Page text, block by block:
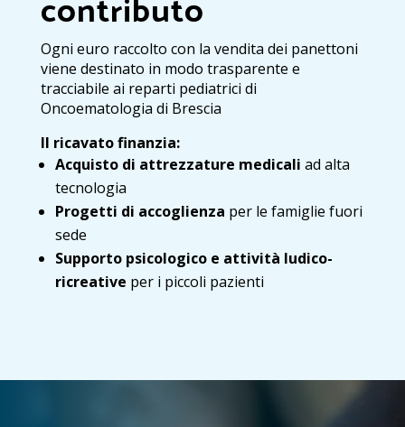
contributo
Ogni euro raccolto con la vendita dei panettoni
viene destinato in modo trasparente e
tracciabile ai reparti pediatrici di
Oncoematologia di Brescia
Il ricavato finanzia:
Acquisto di attrezzature medicali ad alta
tecnologia
Progetti di accoglienza per le famiglie fuori
sede
Supporto psicologico e attività ludico-
ricreative per i piccoli pazienti